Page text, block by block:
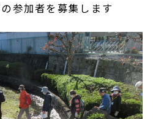
参加者を募集します